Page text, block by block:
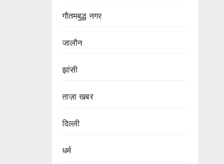
गौतमबुद्ध नगर
जालौन
झांसी
ताज़ा खबर
दिल्ली
धर्म